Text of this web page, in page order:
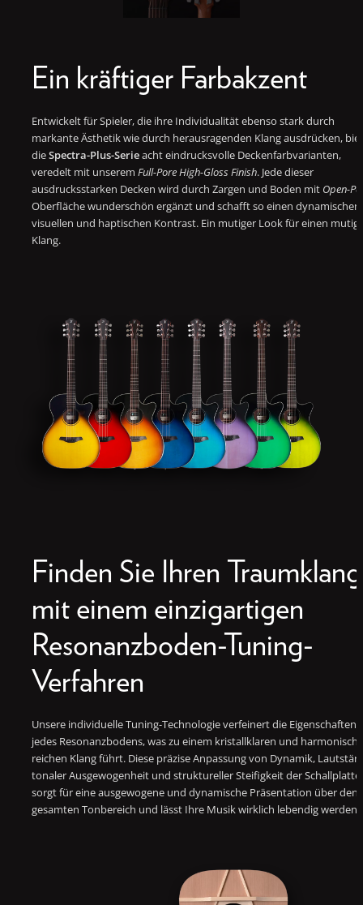
Ein kräftiger Farbakzent
Entwickelt für Spieler, die ihre Individualität ebenso stark durch
markante Ästhetik wie durch herausragenden Klang ausdrücken,
dieSpectra-Plus-Serieacht eindrucksvolle Deckenfarbvarianten,
veredelt mit unseremFull-Pore High-Gloss Finish. Jede dieser
ausdrucksstarken Decken wird durch Zargen und Boden mit Open-
Oberfläche wunderschön ergänzt und schafft so einen dynamischen
visuellen und haptischen Kontrast. Ein mutiger Look für einen
Klang.
Finden Sie Ihren Traumklang
mit einem einzigartigen
Resonanzboden-Tuning-
Verfahren
Unsere individuelle Tuning-Technologie verfeinert die Eigenschaften
jedes Resonanzbodens, was zu einem kristallklaren und harmonisch
reichen Klang führt. Diese präzise Anpassung von Dynamik,
tonaler Ausgewogenheit und struktureller Steifigkeit der Schallplatte
sorgt für eine ausgewogene und dynamische Präsentation über den
gesamten Tonbereich und lässt Ihre Musik wirklich lebendig werden.